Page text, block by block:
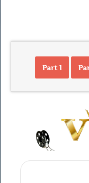
Part 1